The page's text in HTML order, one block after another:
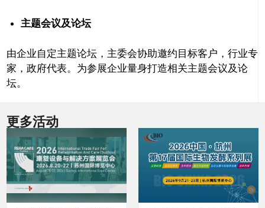
主题会议及论坛
由企业自定主题论坛，主委会协助邀约目标客户，行业专
家，政府代表。为参展企业量身打造相关主题会议及论
坛。
更多活动